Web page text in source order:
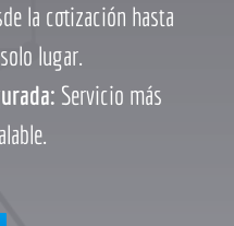
la cotización hasta
lugar.
Servicio más